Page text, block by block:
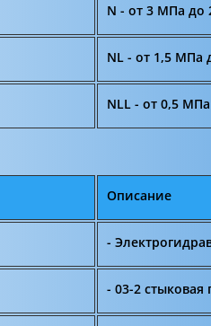
N - от 3 МПа до
NL - от 1,5 МПа
NLL - от 0,5
Описание
-
- 03-2 стыковая